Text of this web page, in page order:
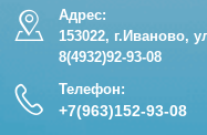
Адрес:
153022, г.Иваново,
8(4932)92-93-08
Телефон:
+7(963)152-93-08